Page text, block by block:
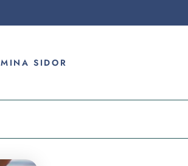
MINA SIDOR